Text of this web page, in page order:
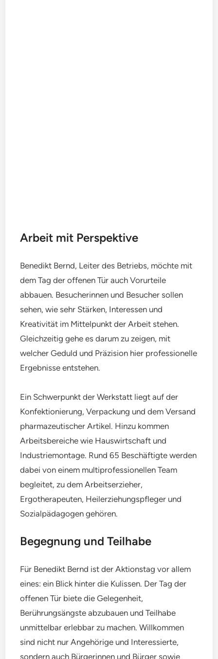
Arbeit mit Perspektive
Benedikt Bernd, Leiter des Betriebs, möchte mit
dem Tag der offenen Tür auch Vorurteile
abbauen. Besucherinnen und Besucher sollen
sehen, wie sehr Stärken, Interessen und
Kreativität im Mittelpunkt der Arbeit stehen.
Gleichzeitig gehe es darum zu zeigen, mit
welcher Geduld und Präzision hier professionelle
Ergebnisse entstehen.
Ein Schwerpunkt der Werkstatt liegt auf der
Konfektionierung, Verpackung und dem Versand
pharmazeutischer Artikel. Hinzu kommen
Arbeitsbereiche wie Hauswirtschaft und
Industriemontage. Rund 65 Beschäftigte werden
dabei von einem multiprofessionellen Team
begleitet, zu dem Arbeitserzieher,
Ergotherapeuten, Heilerziehungspfleger und
Sozialpädagogen gehören.
Begegnung und Teilhabe
Für Benedikt Bernd ist der Aktionstag vor allem
eines: ein Blick hinter die Kulissen. Der Tag der
offenen Tür biete die Gelegenheit,
Berührungsängste abzubauen und Teilhabe
unmittelbar erlebbar zu machen. Willkommen
sind nicht nur Angehörige und Interessierte,
sondern auch Bürgerinnen und Bürger sowie